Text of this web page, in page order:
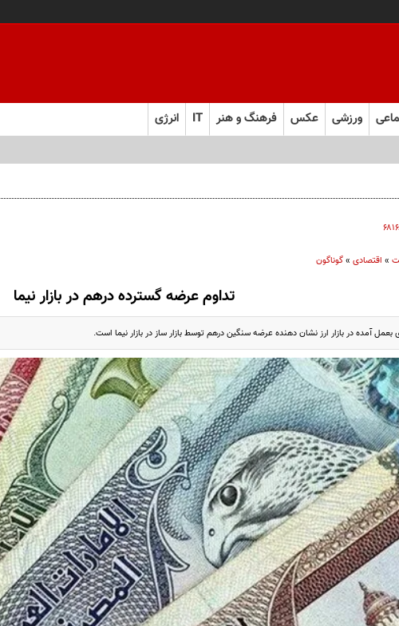
ورزشی عکس فرهنگ و هنر IT انرژی
» اقتصادی»گوناگون
تداوم عرضه گسترده درهم در بازار نیما
بعمل آمده در بازار ارز نشان دهنده عرضه سنگین درهم توسط بازار ساز در بازار نیما است.